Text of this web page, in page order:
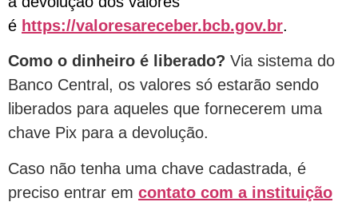
é https://valoresareceber.bcb.gov.br.
Como o dinheiro é liberado? Via sistema do
Banco Central, os valores só estarão sendo
liberados para aqueles que fornecerem uma
chave Pix para a devolução.
Caso não tenha uma chave cadastrada, é
preciso entrar em contato com a instituição